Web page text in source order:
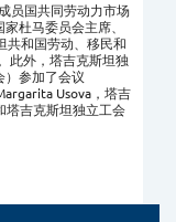
员国共同劳动力市场
杜马委员会主席、
共和国劳动、移民和
此外，塔吉克斯坦独
）参加了会议
Usova，塔吉
塔吉克斯坦独立工会